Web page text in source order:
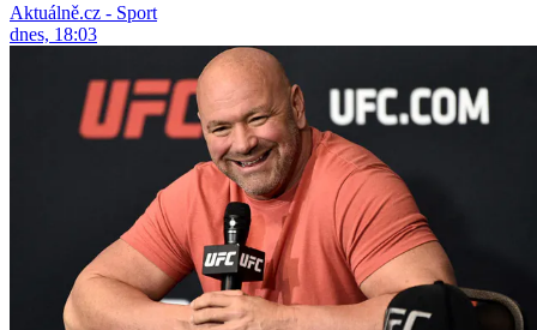
Aktuálně.cz - Sport
dnes, 18:03